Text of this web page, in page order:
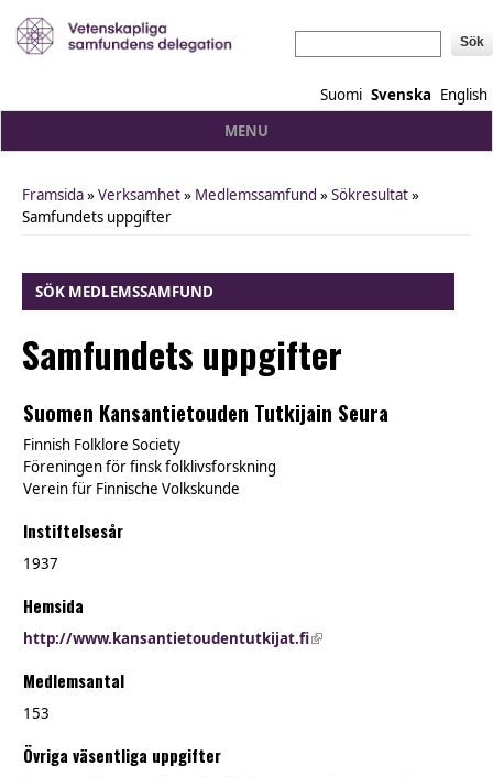
Suomi Svenska English
MENU
You are here
Framsida»Verksamhet» Medlemssamfund »Sökresultat»
Samfundets uppgifter
SÖK MEDLEMSSAMFUND
Samfundets uppgifter
Suomen Kansantietouden Tutkijain Seura
Finnish Folklore Society
Föreningen för finsk folklivsforskning
Verein für Finnische Volkskunde
Instiftelsesår
1937
Hemsida
http://www.kansantietoudentutkijat.fi(link is external)
Medlemsantal
153
Övriga väsentliga uppgifter